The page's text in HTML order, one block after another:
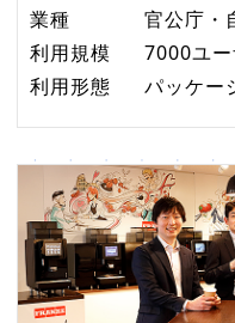
業種
官公庁・
利用規模
7000ユ
利用形態
パッケー